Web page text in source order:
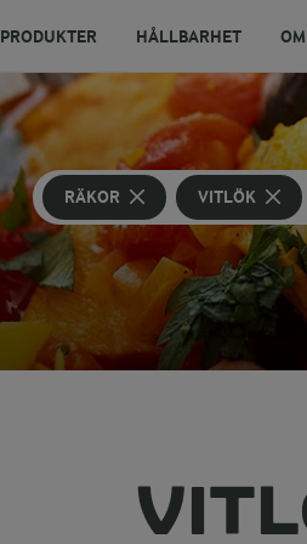
PRODUKTER HÅLLBARHET
RÄKOR VITLÖK